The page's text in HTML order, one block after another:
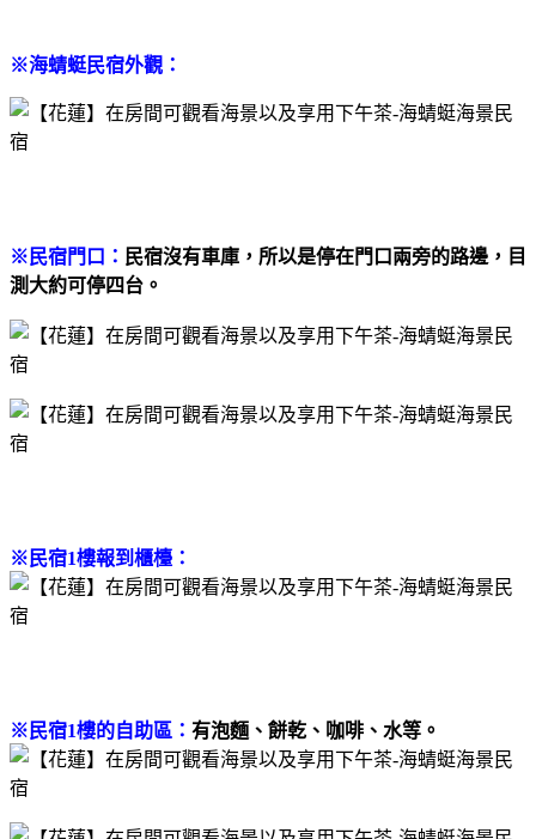
※海蜻蜓民宿外觀：
※民宿門口： 民宿沒有車庫，所以是停在門口兩旁的路邊，目
測大約可停四台。
※民宿1樓報到櫃檯：
※民宿1樓的自助區： 有泡麵、餅乾、咖啡、水等。